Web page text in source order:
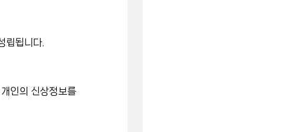
립됩니다.
인의 신상정보를